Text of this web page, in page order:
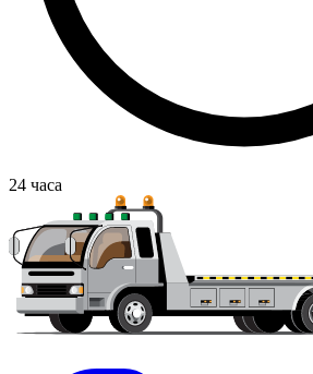
24 часа